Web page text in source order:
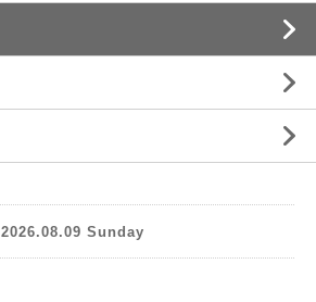
2026.08.09 Sunday